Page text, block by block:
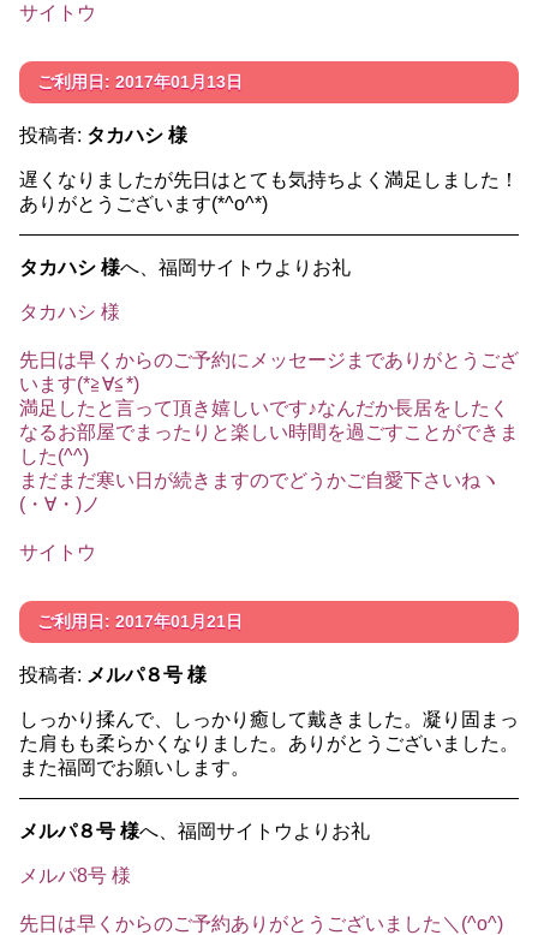
サイトウ
ご利用日: 2017年01月13日
投稿者: タカハシ 様
遅くなりましたが先日はとても気持ちよく満足しました！
ありがとうございます(*^o^*)
タカハシ 様へ、福岡サイトウよりお礼
タカハシ 様
先日は早くからのご予約にメッセージまでありがとうござ
います(*≧∀≦*)
満足したと言って頂き嬉しいです♪なんだか長居をしたく
なるお部屋でまったりと楽しい時間を過ごすことができま
した(^^)
まだまだ寒い日が続きますのでどうかご自愛下さいねヽ
(・∀・)ノ
サイトウ
ご利用日: 2017年01月21日
投稿者: メルパ８号 様
しっかり揉んで、しっかり癒して戴きました。凝り固まっ
た肩もも柔らかくなりました。ありがとうございました。
また福岡でお願いします。
メルパ８号 様へ、福岡サイトウよりお礼
メルパ8号 様
先日は早くからのご予約ありがとうございました＼(^o^)